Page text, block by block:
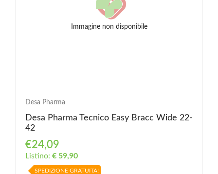
Immagine non disponibile
Desa Pharma
Desa Pharma Tecnico Easy Bracc Wide 22-
42
€24,09
Listino: € 59,90
SPEDIZIONE GRATUITA!